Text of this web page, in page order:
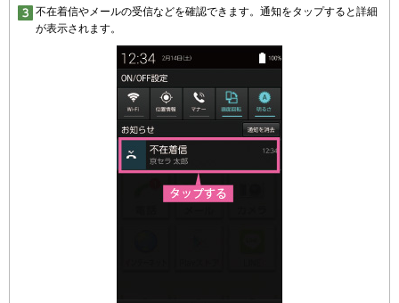
不在着信やメールの受信などを確認できます。通知をタップすると詳細
が表示されます。